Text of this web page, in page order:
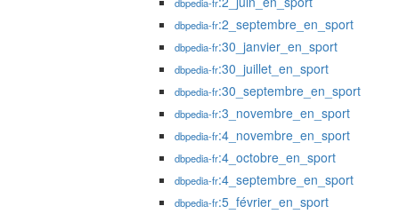
dbpedia-fr:2_septembre_en_sport
dbpedia-fr:30_janvier_en_sport
dbpedia-fr:30_juillet_en_sport
dbpedia-fr:30_septembre_en_sport
dbpedia-fr:3_novembre_en_sport
dbpedia-fr:4_novembre_en_sport
dbpedia-fr:4_octobre_en_sport
dbpedia-fr:4_septembre_en_sport
dbpedia-fr:5_février_en_sport